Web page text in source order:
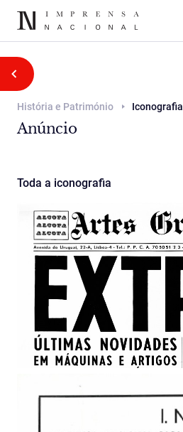
História e Património Iconografia
Anúncio
Toda a iconografia